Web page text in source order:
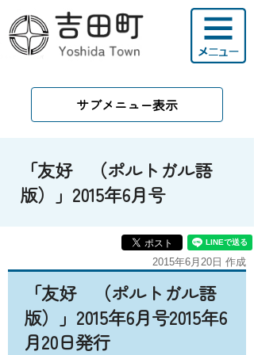
サブメニュー表示
「友好 （ポルトガル語
版）」2015年6月号
2015年6月20日 作成
「友好 （ポルトガル語
版）」2015年6月号2015年6
月20日発行